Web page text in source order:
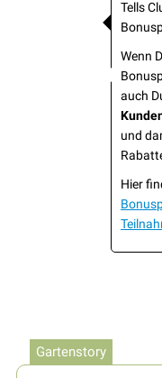
Tells
Wenn
auch
und
Hier
Gartenstory